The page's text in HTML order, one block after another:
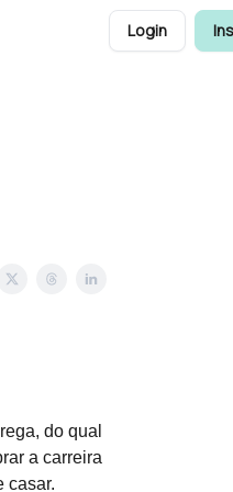
Login
do qual
a carreira
casar.